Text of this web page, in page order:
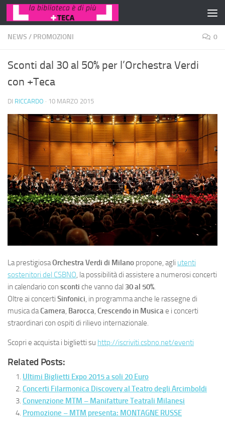
Salta al contenuto
NEWS / PROMOZIONI 0
Sconti dal 30 al 50% per l’Orchestra Verdi
con +Teca
DI RICCARDO · 10 MARZO 2015
La prestigiosaOrchestra Verdi di Milano propone, agli utenti
sostenitori del CSBNO , la possibilità di assistere a numerosi concerti
in calendario con sconti che vanno dal 30 al 50%
Oltre ai concerti Sinfonici , in programma anche le rassegne di
musica daCamera Barocca Crescendo in Musica e i concerti
straordinari con ospiti di rilievo internazionale.
Scopri e acquista i biglietti su http://iscriviti.csbno.net/eventi
Related Posts:
Ultimi Biglietti Expo 2015 a soli 20 Euro
Concerti Filarmonica Discovery al Teatro degli Arcimboldi
Convenzione MTM – Manifatture Teatrali Milanesi
Promozione – MTM presenta: MONTAGNE RUSSE